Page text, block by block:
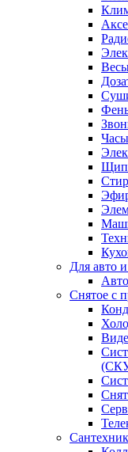
Часы
Для авто
Снятое с